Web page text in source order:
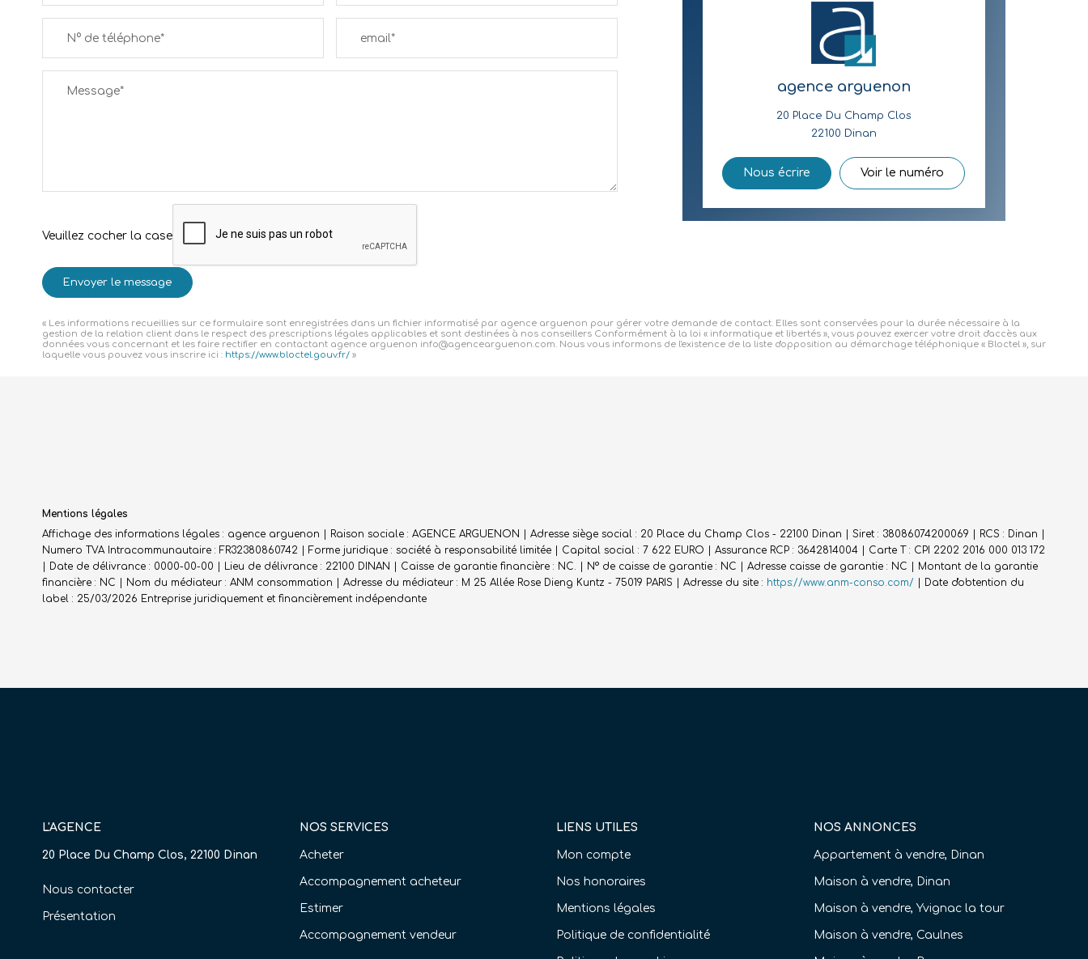
N° de téléphone* email*
Message*
Veuillez cocher la case
Envoyer le message
agence arguenon
20 Place Du Champ Clos
22100 Dinan
Nous écrire Voir le numéro
« Les informations recueillies sur ce formulaire sont enregistrées dans un fichier informatisé par agence arguenon pour gérer votre demande de contact. Elles sont conservées pour la durée nécessaire à la
gestion de la relation client dans le respect des prescriptions légales applicables et sont destinées à nos conseillers Conformément à la loi « informatique et libertés », vous pouvez exercer votre droit d'accès aux
données vous concernant et les faire rectifier en contactant agence arguenon info@agencearguenon.com. Nous vous informons de l'existence de la liste d'opposition au démarchage téléphonique « Bloctel », sur
laquelle vous pouvez vous inscrire ici : https://www.bloctel.gouv.fr/ »
Mentions légales
Affichage des informations légales : agence arguenon | Raison sociale : AGENCE ARGUENON | Adresse siège social : 20 Place du Champ Clos - 22100 Dinan | Siret : 38086074200069 | RCS : Dinan |
Numero TVA Intracommunautaire : FR32380860742 | Forme juridique : société à responsabilité limitée | Capital social : 7 622 EURO | Assurance RCP : 3642814004 | Carte T : CPI 2202 2016 000 013 172
| Date de délivrance : 0000-00-00 | Lieu de délivrance : 22100 DINAN | Caisse de garantie financière : NC. | N° de caisse de garantie : NC | Adresse caisse de garantie : NC | Montant de la garantie
financière : NC | Nom du médiateur : ANM consommation | Adresse du médiateur : M 25 Allée Rose Dieng Kuntz - 75019 PARIS | Adresse du site : https://www.anm-conso.com/ | Date d'obtention du
label : 25/03/2026 Entreprise juridiquement et financièrement indépendante
L'AGENCE
20 Place Du Champ Clos, 22100 Dinan
Nous contacter
Présentation
NOS SERVICES
Acheter
Accompagnement acheteur
Estimer
Accompagnement vendeur
LIENS UTILES
Mon compte
Nos honoraires
Mentions légales
Politique de confidentialité
NOS ANNONCES
Appartement à vendre, Dinan
Maison à vendre, Dinan
Maison à vendre, Yvignac la tour
Maison à vendre, Caulnes